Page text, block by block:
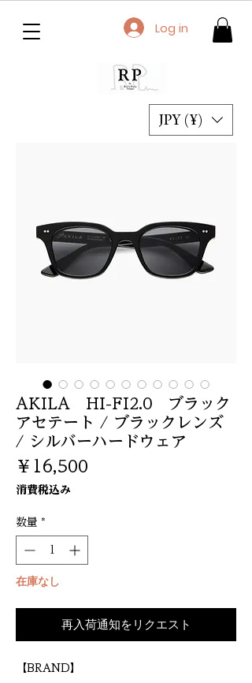
JPY (¥)
Log in
AKILA HI-FI2.0 ブラック
アセテート / ブラックレンズ
/ シルバーハードウェア
￥16,500
消費税込み
数量 *
在庫なし
再入荷通知をリクエスト
【BRAND】